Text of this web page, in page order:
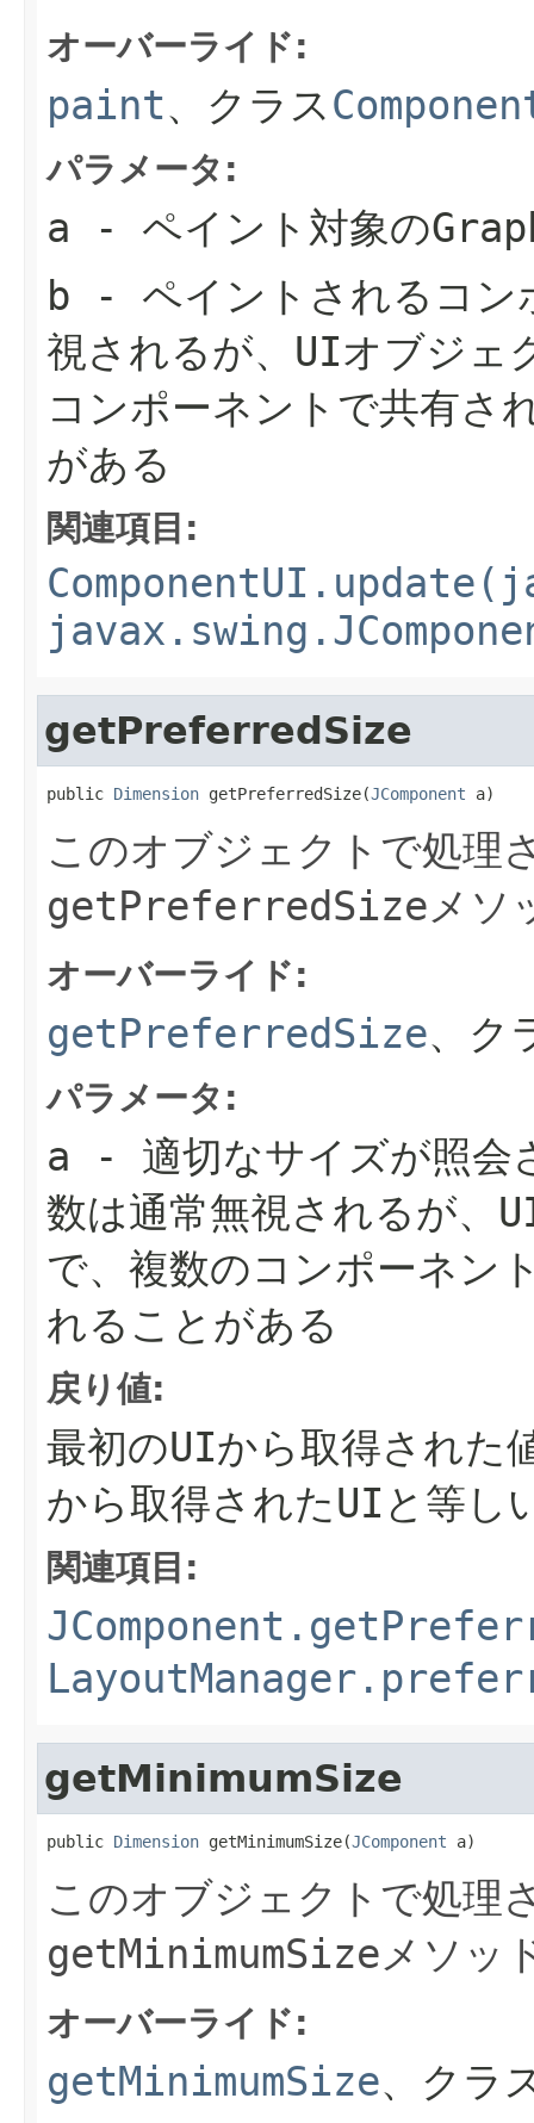
オーバーライド:
paint、クラス
パラメータ:
a - ペイント対象の
b - ペイントされるコン
視されるが、UIオブジェ
コンポーネントで共有さ
がある
関連項目:
getPreferredSize
public Dimension getPreferredSize(JComponent a)
このオブジェクトで処理
getPreferredSizeメソ
オーバーライド:
getPreferredSize、ク
パラメータ:
a - 適切なサイズが照会
数は通常無視されるが、
で、複数のコンポーネン
れることがある
戻り値:
最初のUIから取得された
から取得されたUIと等し
関連項目:
getMinimumSize
public Dimension getMinimumSize(JComponent a)
このオブジェクトで処理
getMinimumSizeメソッ
オーバーライド:
getMinimumSize、クラ